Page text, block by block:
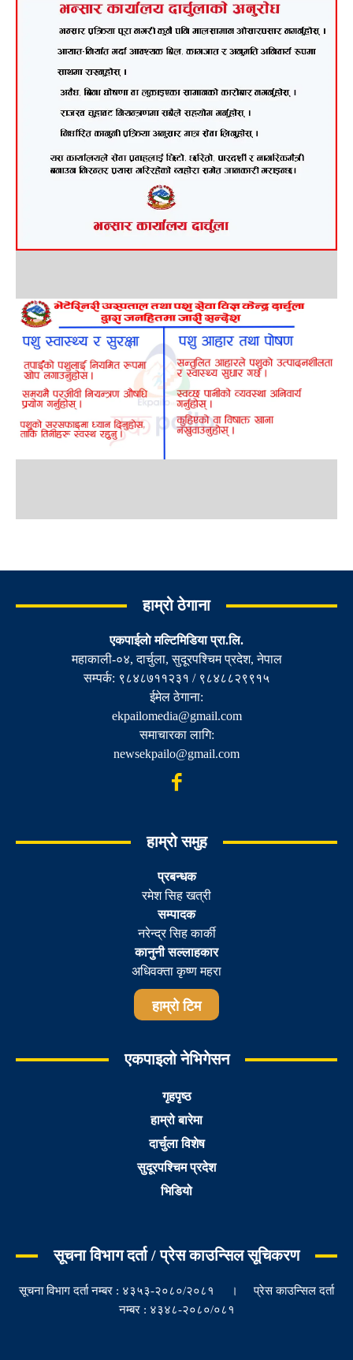
हाम्रो ठेगाना
एकपाईलाे मल्टिमिडिया प्रा.लि.
महाकाली-०४, दार्चुला, सुदूरपश्चिम प्रदेश, नेपाल
सम्पर्क: ९८४८७११२३१ / ९८४८८२९९१५
ईमेल ठेगाना:
ekpailomedia@gmail.com
समाचारका लागि:
newsekpailo@gmail.com
हाम्रो समुह
प्रबन्धक
रमेश सिह खत्री
सम्पादक
नरेन्द्र सिह कार्की
कानुनी सल्लाहकार
अधिवक्ता कृष्ण महरा
हाम्रो टिम
एकपाइलो नेभिगेसन
गृहपृष्ठ
हाम्रो बारेमा
दार्चुला विशेष
सुदूरपश्चिम प्रदेश
भिडियो
सूचना विभाग दर्ता / प्रेस काउन्सिल सूचिकरण
सूचना विभाग दर्ता नम्बर : ४३५३-२०८०/२०८१ । प्रेस काउन्सिल दर्ता
नम्बर : ४३४८-२०८०/०८१